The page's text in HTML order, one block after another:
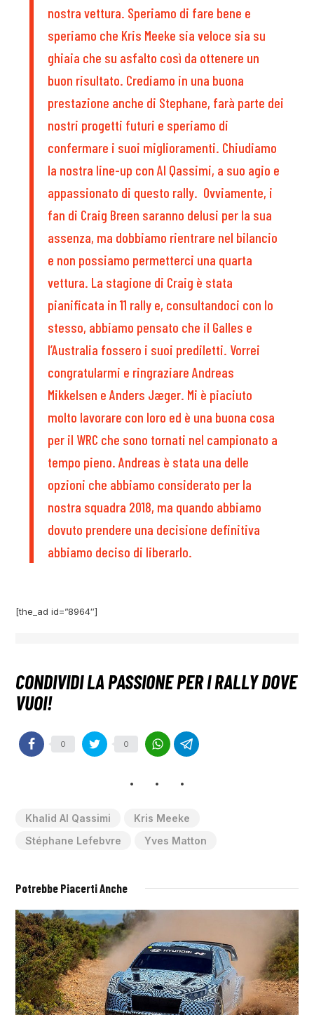
nostra vettura. Speriamo di fare bene e
speriamo che Kris Meeke sia veloce sia su
ghiaia che su asfalto così da ottenere un
buon risultato. Crediamo in una buona
prestazione anche di Stephane, farà parte dei
nostri progetti futuri e speriamo di
confermare i suoi miglioramenti. Chiudiamo
la nostra line-up con Al Qassimi, a suo agio e
appassionato di questo rally. Ovviamente, i
fan di Craig Breen saranno delusi per la sua
assenza, ma dobbiamo rientrare nel bilancio
e non possiamo permetterci una quarta
vettura. La stagione di Craig è stata
pianificata in 11 rally e, consultandoci con lo
stesso, abbiamo pensato che il Galles e
l’Australia fossero i suoi prediletti. Vorrei
congratularmi e ringraziare Andreas
Mikkelsen e Anders Jæger. Mi è piaciuto
molto lavorare con loro ed è una buona cosa
per il WRC che sono tornati nel campionato a
tempo pieno. Andreas è stata una delle
opzioni che abbiamo considerato per la
nostra squadra 2018, ma quando abbiamo
dovuto prendere una decisione definitiva
abbiamo deciso di liberarlo.
[the_ad id=”8964″]
0 0
Khalid Al Qassimi
Kris Meeke
Stéphane Lefebvre
Yves Matton
Potrebbe Piacerti Anche